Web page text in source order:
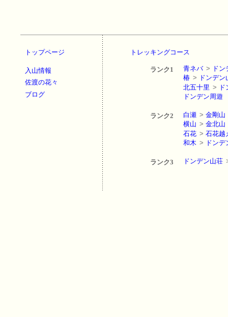
トップページ
入山情報
佐渡の花々
ブログ
トレッキングコース
ランク1 青ネバ > ド
椿 > ドンデン
北五十里 >
ドンデン周遊
ランク2 白瀬 > 金剛山
横山 > 金北山
石花 > 石花越
和木 > ドンデ
ランク3 ドンデン山荘